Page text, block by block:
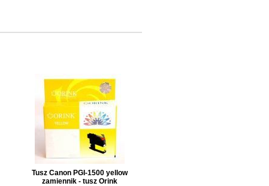
Tusz Canon PGI-1500 yellow
zamiennik - tusz Orink